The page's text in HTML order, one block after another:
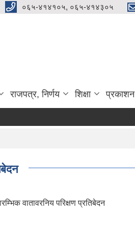
०६५-४१४१०५, ०६५-४१४३०५
राजपत्र, निर्णय शिक्षा प्रकाशन
वातावरनिय परिक्षण प्रतिबेदन